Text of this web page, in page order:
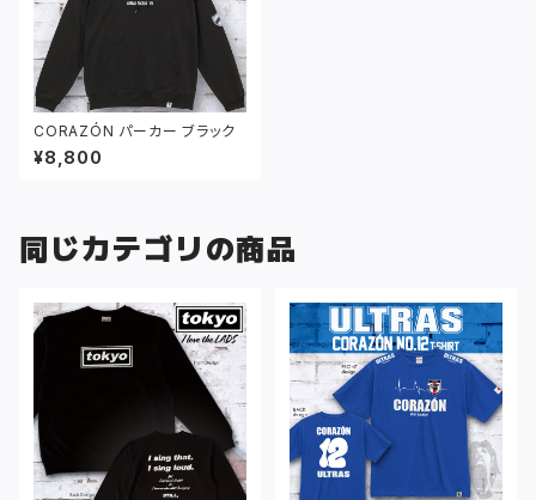
CORAZÓN パーカー ブラック
¥8,800
同じカテゴリの商品